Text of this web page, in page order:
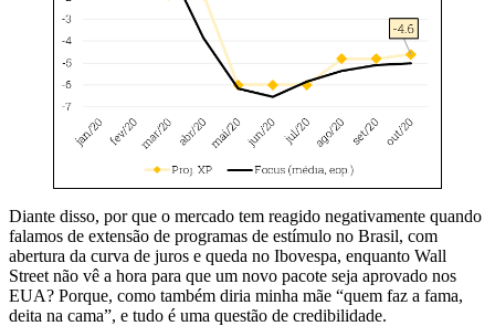
Diante disso, por que o mercado tem reagido negativamente quando
falamos de extensão de programas de estímulo no Brasil, com
abertura da curva de juros e queda no Ibovespa, enquanto Wall
Street não vê a hora para que um novo pacote seja aprovado nos
EUA? Porque, como também diria minha mãe “quem faz a fama,
deita na cama”, e tudo é uma questão de credibilidade.